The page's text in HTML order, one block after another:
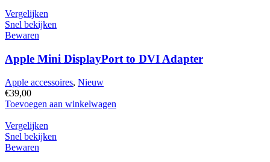
Vergelijken
Snel bekijken
Bewaren
Apple Mini DisplayPort to DVI Adapter
Apple accessoires, Nieuw
€39,00
Apple
DisplayPort
to
DVI
Toevoegen aan winkelwagen
Vergelijken
Snel bekijken
Bewaren